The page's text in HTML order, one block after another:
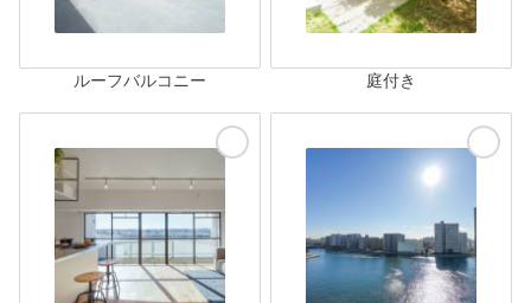
ルーフバルコニー 庭付き